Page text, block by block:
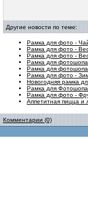
Другие новости по теме:
Рамка для фото -
Рамка для фото -
Рамка для фото -
Рамка для
Рамка для
Рамка для фото -
Новогодняя рамка
Рамка для
Рамка для фото -
Аппетитная пицца и
Комментарии (0)